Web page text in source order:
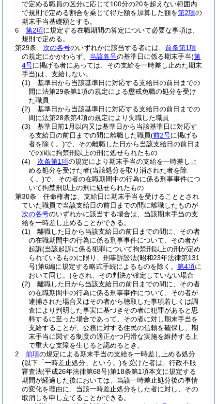
で定める職員の区分に応じて100分の20を超えない範囲内
で規則で定める割合を乗じて得た額を加算した額を第2項の
期末手当基礎額とする。
6
第2項に規定する在職期間の算定について必要な事項は、
規則で定める。
第29条
次の各号のいずれかに該当する者には、 前条第1項
の規定にかかわらず、 当該各号の基準日に係る期末手当(第
4号に掲げる者にあっては、その支給を一時差し止めた期末
手当)は、支給しない。
(1)
基準日から当該基準日に対応する支給日の前日までの
間に法第29条第1項の規定による懲戒免職の処分を受け
た職員
(2)
基準日から当該基準日に対応する支給日の前日までの
間に法第28条第4項の規定により失職した職員
(3)
基準日前1月以内又は基準日から当該基準日に対応す
る支給日の前日までの間に離職した職員(前2号に掲げる
者を除く。)で、その離職した日から当該支給日の前日ま
での間に拘禁刑以上の刑に処せられたもの
(4)
次条第1項の規定により期末手当の支給を一時差し止
める処分を受けた者(当該処分を取り消された者を除
く。)で、その者の在職期間中の行為に係る刑事事件につ
いて拘禁刑以上の刑に処せられたもの
第30条
任命権者は、支給日に期末手当を受けることとされ
ていた職員で当該支給日の前日までの間に離職したものが
次の各号のいずれかに該当する場合は、当該期末手当の支
給を一時差し止めることができる。
(1)
離職した日から当該支給日の前日までの間に、その者
の在職期間中の行為に係る刑事事件について、その者が
起訴(当該起訴に係る犯罪について拘禁刑以上の刑が定め
られているものに限り、刑事訴訟法(昭和23年法律第131
号)第6編に規定する略式手続によるものを除く。 第4項に
おいて同じ。)をされ、その判決が確定していない場合
(2)
離職した日から当該支給日の前日までの間に、その者
の在職期間中の行為に係る刑事事件について、その者が
逮捕された場合又はその者から聴取した事項若しくは調
査により判明した事実に基づきその者に犯罪があると思
料するに至った場合であって、その者に対し期末手当を
支給することが、公務に対する住民の信頼を確保し、期
末手当に関する制度の適正かつ円滑な実施を維持する上
で重大な支障を生じると認めるとき。
2
前項の規定による期末手当の支給を一時差し止める処分
(以下「一時差止処分」という。)を受けた者は、行政不服
審査法(平成26年法律第68号)第18条第1項本文に規定する
期間が経過した後においては、当該一時差止処分後の事情
の変化を理由に、当該一時差止処分をした者に対し、その
取消しを申し立てることができる。